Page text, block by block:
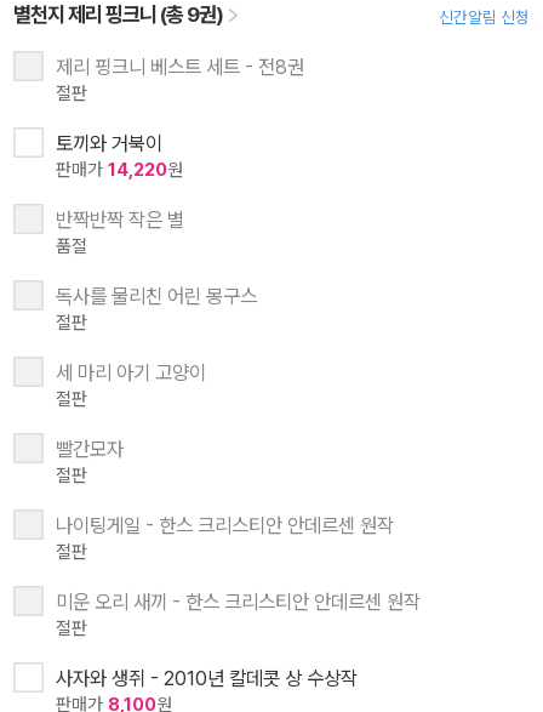
별천지 제리 핑크니 (총 9권) 신간알림 신청
제리 핑크니 베스트 세트 - 전8권
절판
토끼와 거북이
판매가 14,220원
반짝반짝 작은 별
품절
독사를 물리친 어린 몽구스
절판
세 마리 아기 고양이
절판
빨간모자
절판
나이팅게일 - 한스 크리스티안 안데르센 원작
절판
미운 오리 새끼 - 한스 크리스티안 안데르센 원작
절판
사자와 생쥐 - 2010년 칼데콧 상 수상작
판매가 8,100원